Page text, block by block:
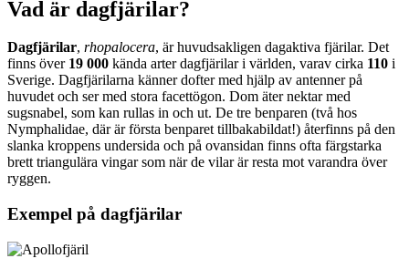
Vad är dagfjärilar?
Dagfjärilar, rhopalocera, är huvudsakligen dagaktiva fjärilar. Det
finns över 19 000 kända arter dagfjärilar i världen, varav cirka 110 i
Sverige. Dagfjärilarna känner dofter med hjälp av antenner på
huvudet och ser med stora facettögon. Dom äter nektar med
sugsnabel, som kan rullas in och ut. De tre benparen (två hos
Nymphalidae, där är första benparet tillbakabildat!) återfinns på den
slanka kroppens undersida och på ovansidan finns ofta färgstarka
brett triangulära vingar som när de vilar är resta mot varandra över
ryggen.
Exempel på dagfjärilar